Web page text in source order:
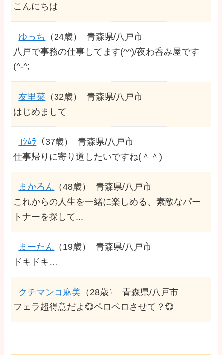
こんにちは
ゆっち （24歳）
青森県/八戸市
八戸で事務の仕事してます(^^)/夜わ呑み屋です
(^-^;
友里菜 （32歳）
青森県/八戸市
はじめまして
ﾖｼﾑﾗ （37歳）
青森県/八戸市
仕事帰りに寄り道したいですね(＾＾)
まかろん （48歳）
青森県/八戸市
これからの人生を一緒に楽しめる、素敵なパー
トナーを探して...
まーたん （19歳）
青森県/八戸市
ドキドキ…
クチマンコ麻美 （28歳）
青森県/八戸市
フェラ超得意だよ💞ペロペロさせて？💞